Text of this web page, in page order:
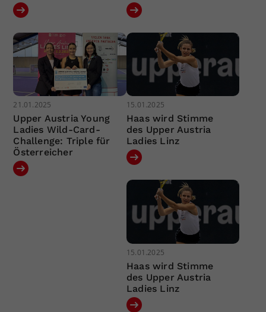
21.01.2025
Upper Austria Young
Ladies Wild-Card-
Challenge: Triple für
Österreicher
15.01.2025
Haas wird Stimme
des Upper Austria
Ladies Linz
15.01.2025
Haas wird Stimme
des Upper Austria
Ladies Linz